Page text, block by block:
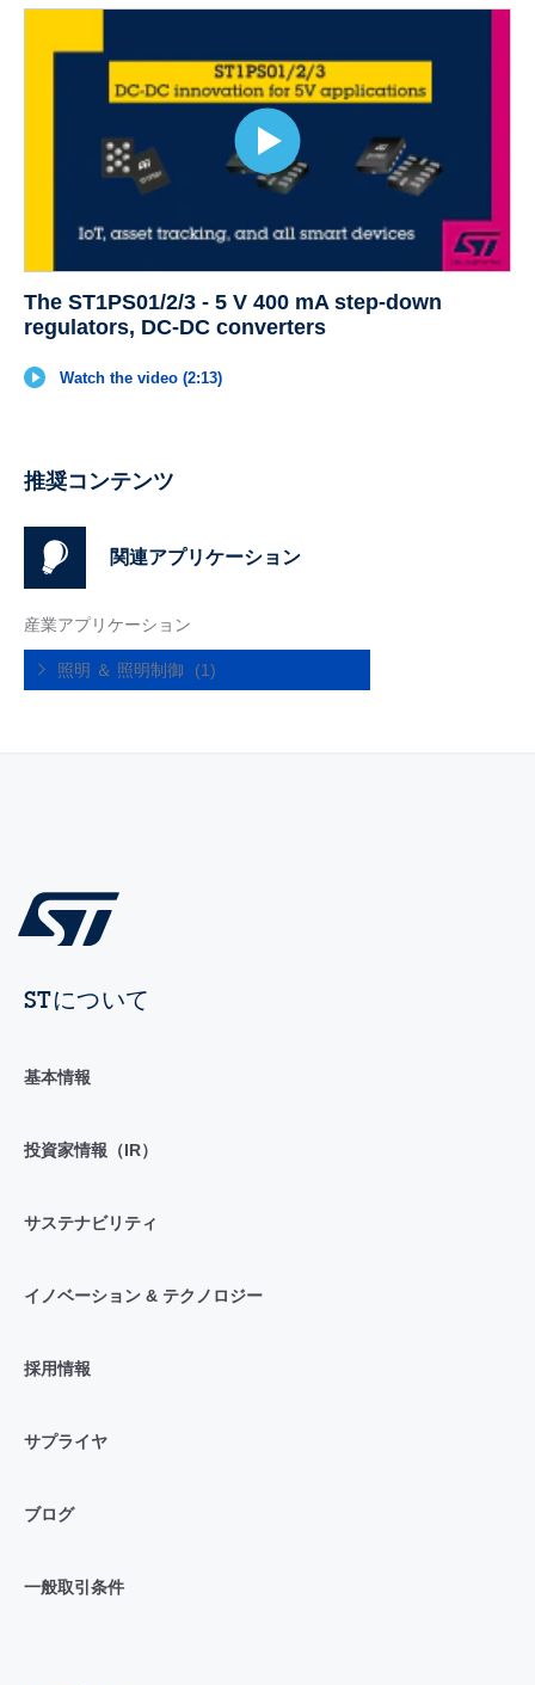
The ST1PS01/2/3 - 5 V 400 mA step-down
regulators, DC-DC converters
Watch the video (2:13)
推奨コンテンツ
関連アプリケーション
産業アプリケーション
照明 ＆ 照明制御 (1)
STについて
基本情報
投資家情報（IR）
サステナビリティ
イノベーション & テクノロジー
採用情報
サプライヤ
ブログ
一般取引条件